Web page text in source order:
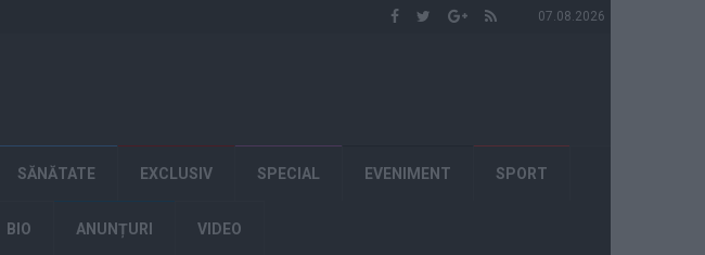
07.08.2026
SĂNĂTATE EXCLUSIV SPECIAL EVENIMENT SPORT
BIO ANUNȚURI VIDEO